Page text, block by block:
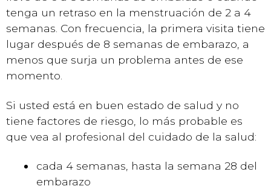
tenga un retraso en la menstruación de 2 a 4
semanas. Con frecuencia, la primera visita tiene
lugar después de 8 semanas de embarazo, a
menos que surja un problema antes de ese
momento.
Si usted está en buen estado de salud y no
tiene factores de riesgo, lo más probable es
que vea al profesional del cuidado de la salud:
cada 4 semanas, hasta la semana 28 del
embarazo